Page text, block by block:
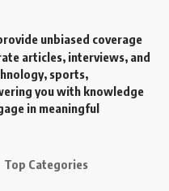
unbiased coverage
articles, interviews, and
sports,
you with knowledge
in meaningful
Top Categories